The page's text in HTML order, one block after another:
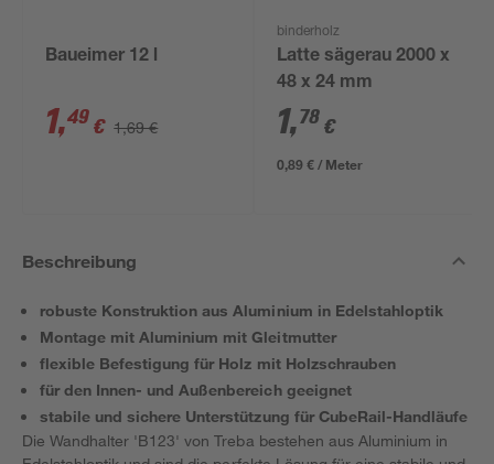
Baueimer 12 l
1,49 € 1,69 €
binderholz
Latte sägerau 2000 x
48 x 24 mm
1,78 €
0,89 € / Meter
Beschreibung
robuste Konstruktion aus Aluminium in Edelstahloptik
Montage mit Aluminium mit Gleitmutter
flexible Befestigung für Holz mit Holzschrauben
für den Innen- und Außenbereich geeignet
stabile und sichere Unterstützung für CubeRail-Handläufe
Die Wandhalter 'B123' von Treba bestehen aus Aluminium in